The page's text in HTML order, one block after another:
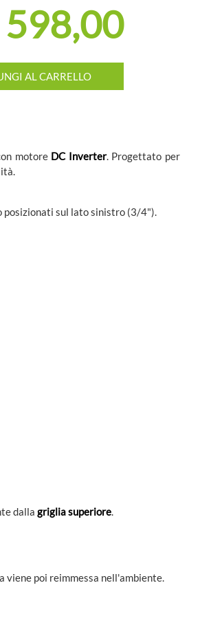
AL CARRELLO
motore DC Inverter. Progettato per
posizionati sul lato sinistro (3/4").
dalla griglia superiore.
viene poi reimmessa nell'ambiente.